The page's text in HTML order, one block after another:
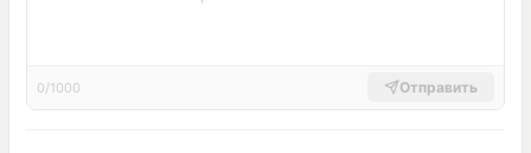
0/1000 Отправить